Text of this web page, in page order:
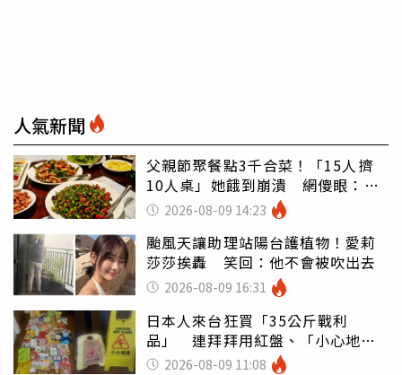
人氣新聞
父親節聚餐點3千合菜！「15人擠
10人桌」她餓到崩潰 網傻眼：讓
店家看笑話
2026-08-09 14:23
颱風天讓助理站陽台護植物！愛莉
莎莎挨轟 笑回：他不會被吹出去
2026-08-09 16:31
日本人來台狂買「35公斤戰利
品」 連拜拜用紅盤、「小心地
滑」告示牌也帶回家
2026-08-09 11:08